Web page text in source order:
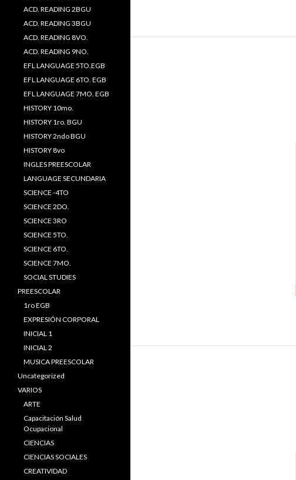
ACD. READING 2BGU
ACD. READING 3BGU
ACD. READING 8VO.
ACD. READING 9NO.
EFL LANGUAGE 5TO.EGB
EFL LANGUAGE 6TO. EGB
EFL LANGUAGE 7MO. EGB
HISTORY 10mo.
HISTORY 1ro. BGU
HISTORY 2ndo BGU
HISTORY 8vo
INGLES PREESCOLAR
LANGUAGE SECUNDARIA
SCIENCE -4TO
SCIENCE 2DO.
SCIENCE 3RO
SCIENCE 5TO.
SCIENCE 6TO.
SCIENCE 7MO.
SOCIAL STUDIES
PREESCOLAR
1ro EGB
EXPRESIÓN CORPORAL
INICIAL 1
INICIAL 2
MUSICA PREESCOLAR
Uncategorized
VARIOS
ARTE
Capacitación Salud
Ocupacional
CIENCIAS
CIENCIAS SOCIALES
CREATIVIDAD